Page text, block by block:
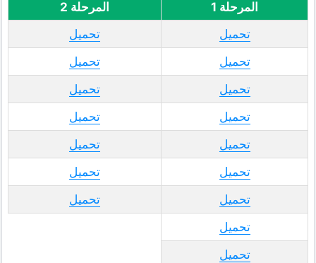
المرحلة 1
المرحلة 2
تحميل
تحميل
تحميل
تحميل
تحميل
تحميل
تحميل
تحميل
تحميل
تحميل
تحميل
تحميل
تحميل
تحميل
تحميل
تحميل